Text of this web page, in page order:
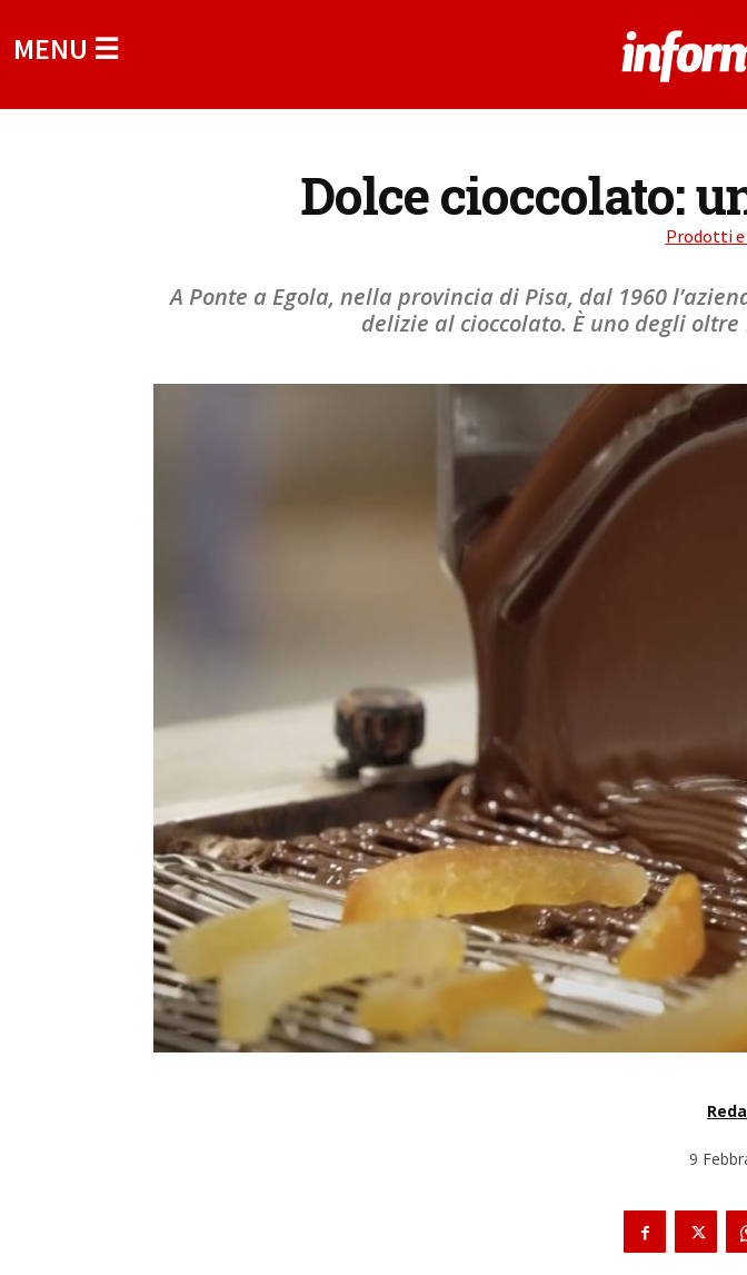
MENU ☰
Dolce cioccolato:
Prodotti
A Ponte a Egola, nella provincia di Pisa, dal 1960
delizie al cioccolato. È uno degli
9